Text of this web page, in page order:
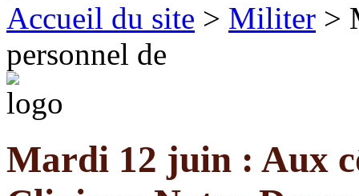
Accueil du site > Militer >
personnel de
Mardi 12 juin : Aux